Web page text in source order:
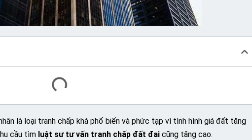
là loại tranh chấp khá phổ biến và phức tạp vì tình hình giá đất tăng
cầu tìm luật sư tư vấn tranh chấp đất đai cũng tăng cao.